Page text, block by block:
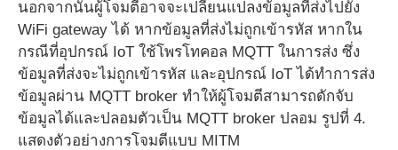
นอกจากนั้นผู้โจมตีอาจจะเปลี่ยนแปลงข้อมูลที่ส่งไปยัง
WiFi gateway ได้ หากข้อมูลที่ส่งไม่ถูกเข้ารหัส หากใน
กรณีที่อุปกรณ์ IoT ใช้โพรโทคอล MQTT ในการส่ง ซึ่ง
ข้อมูลที่ส่งจะไม่ถูกเข้ารหัส และอุปกรณ์ IoT ได้ทำการส่ง
ข้อมูลผ่าน MQTT broker ทำให้ผู้โจมตีสามารถดักจับ
ข้อมูลได้และปลอมตัวเป็น MQTT broker ปลอม รูปที่ 4.
แสดงตัวอย่างการโจมตีแบบ MITM